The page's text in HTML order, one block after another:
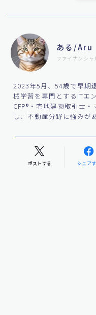
ある/Aru
ファイナンシャ
2023年5月、54歳で早期
械学習を専門とするITエ
CFP®・宅地建物取引士
し、不動産分野に強みが
ポストする シェア